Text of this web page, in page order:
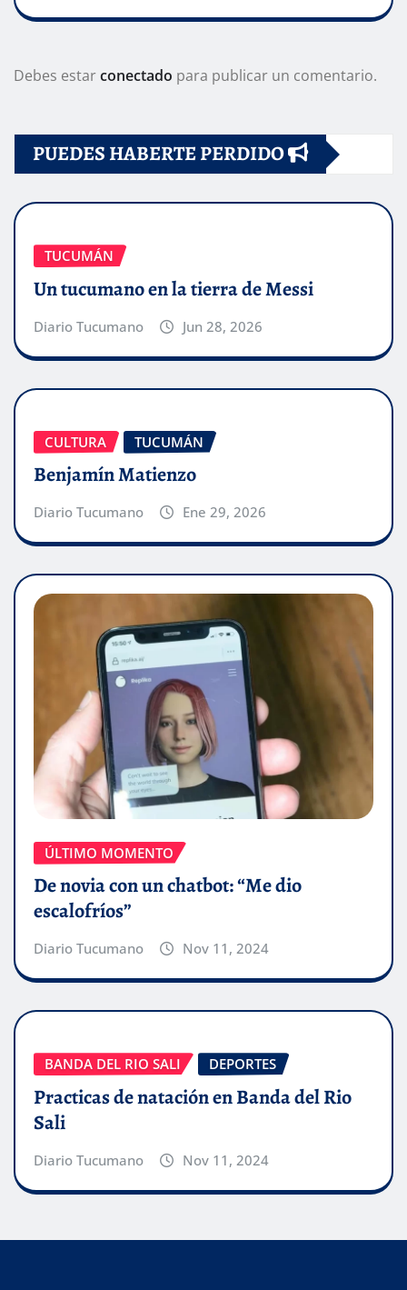
Debes estarconectado para publicar un comentario.
PUEDES HABERTE PERDIDO
TUCUMÁN
Un tucumano en la tierra de Messi
Diario Tucumano Jun 28, 2026
CULTURA TUCUMÁN
Benjamín Matienzo
Diario Tucumano Ene 29, 2026
ÚLTIMO MOMENTO
De novia con un chatbot: “Me dio
escalofríos”
Diario Tucumano Nov 11, 2024
BANDA DEL RIO SALI DEPORTES
Practicas de natación en Banda del Rio
Sali
Diario Tucumano Nov 11, 2024